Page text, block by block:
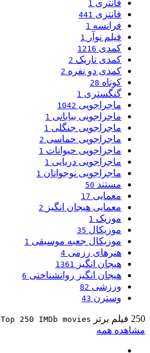
فانتری 1
فانتزی 441
فرانسه 1
فیلم نوآر 1
کمدی 1216
کمدی تاریک 2
کمدی دو نفره 2
کوتاه 28
گنگستری 1
ماجراجویی 1042
ماجراجویی بیابانی 1
ماجراجویی جنگلی 1
ماجراجویی حماسی 2
ماجراجویی حیوانات 1
ماجراجویی دریایی 1
ماجراجویی نوجوانان 1
مستند 50
معمایی 17
معمایی هیجان انگیز 2
موزیک 1
موزیکال 35
موزیکال جعبه موسیقی 1
هنرهای رزمی 4
هیجان انگیز 1361
هیجان انگیز روانشناختی 6
ورزشی 82
وسترن 43
250 فیلم برتر IMDb Top 250 IMDb movies
مشاهده همه